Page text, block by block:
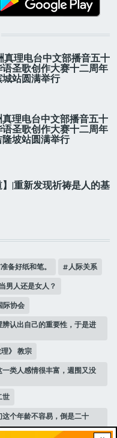
真理电台中文部播音五十
圣歌创作大赛十二周年
站圆满举行
真理电台中文部播音五十
圣歌创作大赛十二周年
坡站圆满举行
】|重新发现祈祷是人的基
备好纸和笔。 人际关系
男人还是女人？
际协会
认出自己的重要性，于是进
》 教宗
类人感情很丰富，週围又没
世
个年龄不容易，倒是二十